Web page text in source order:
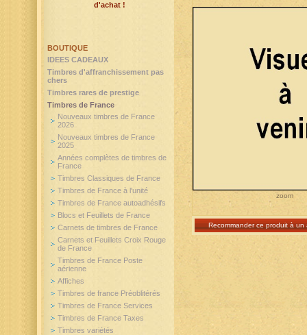
zoom
Recommander ce produit à un
BOUTIQUE
IDEES CADEAUX
Timbres d'affranchissement pas
chers
Timbres rares de prestige
Timbres de France
Nouveaux timbres de France
2026
Nouveaux timbres de France
2025
Années complètes de timbres de
France
Timbres Classiques de France
Timbres de France à l'unité
Timbres de France autoadhésifs
Blocs et Feuillets de France
Carnets de timbres de France
Carnets et Feuillets Croix Rouge
de France
Timbres de France Poste
aérienne
Affiches
Timbres de france Préoblitérés
Timbres de France Services
Timbres de France Taxes
Timbres variétés
d'achat !